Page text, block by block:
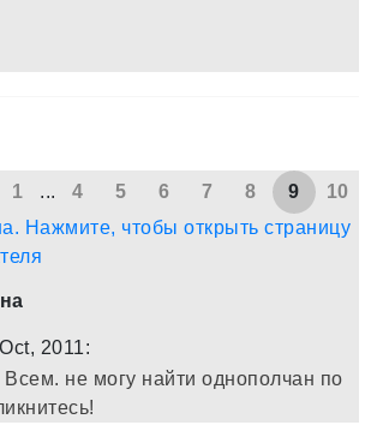
1 ... 4 5 6 7 8 9 10
2011:
Всем. не могу найти однополчан по